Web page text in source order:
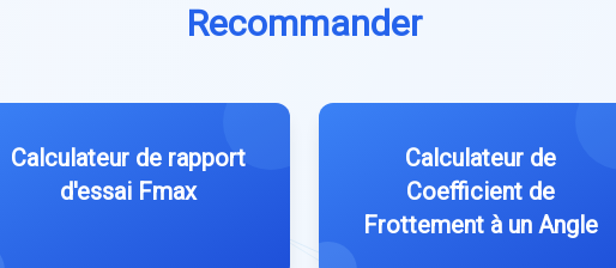
Recommander
Calculateur de rapport
d'essai Fmax
Calculateur de
Coefficient de
Frottement à un Angle